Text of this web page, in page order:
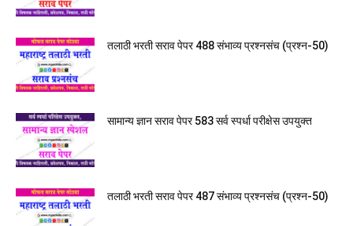
तलाठी भरती सराव पेपर 488 संभाव्य प्रश्नसंच (प्रश्न-50)
सामान्य ज्ञान सराव पेपर 583 सर्व स्पर्धा परीक्षेस उपयुक्त
तलाठी भरती सराव पेपर 487 संभाव्य प्रश्नसंच (प्रश्न-50)